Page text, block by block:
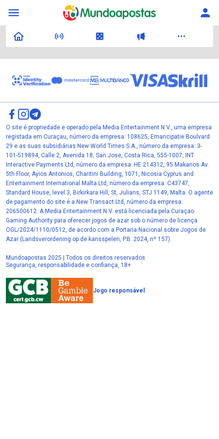
O site é propriedade e operado pela Media Entertainment N.V., uma empresa
registada em Curaçau, número da empresa: 108625, Emancipatie Boulvard
29 e as suas subsidiárias New World Times S.A., número da empresa: 3-
101-519894, Calle 2, Avenida 18, San Jose, Costa Rica, 555-1007, INT
Interactive Payments Ltd, número da empresa: HE 214312, 95 Makarios Av.
5th Floor, Ayios Antonios, Charitini Building, 1071, Nicosia Cyprus and
Entertainment International Malta Ltd, número da empresa: C43747,
Standard House, level 3, Birkirkara Hill, St, Julians, STJ 1149, Malta. O agente
de pagamento do site é a New Transact Ltd, número da empresa:
206500612. A Media Entertainment N.V. está licenciada pela Curaçao
Gaming Authority para oferecer jogos de azar sob o número de licença
OGL/2024/1110/0512, de acordo com a Portaria Nacional sobre Jogos de
Azar (Landsverordening op de kansspelen, P.B. 2024, nº 157).
Mundoapostas 2025 | Todos os direitos reservados
Segurança, responsabilidade e confiança, 18+
Jogo responsável